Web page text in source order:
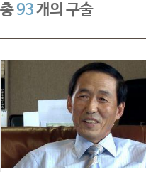
총93개의 구술